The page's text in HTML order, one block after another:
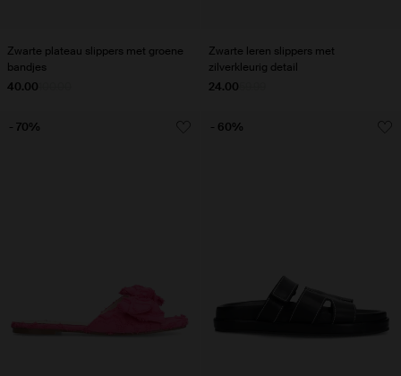
Zwarte plateau slippers met groene
bandjes
40.00
Zwarte leren slippers met
zilverkleurig detail
24.00
- 70% - 60%